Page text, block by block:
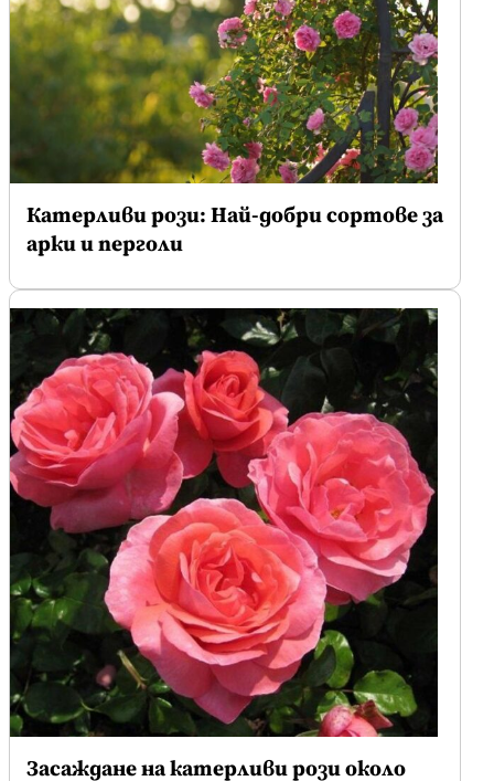
Катерливи рози: Най-добри сортове за
арки и перголи
Засаждане на катерливи рози около